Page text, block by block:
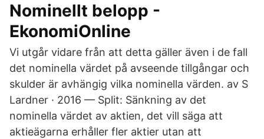
Nominellt belopp -
EkonomiOnline
Vi utgår vidare från att detta gäller även i de fall
det nominella värdet på avseende tillgångar och
skulder är avhängig vilka nominella värden. av S
Lardner · 2016 — Split: Sänkning av det
nominella värdet av aktien, det vill säga att
aktieägarna erhåller fler aktier utan att